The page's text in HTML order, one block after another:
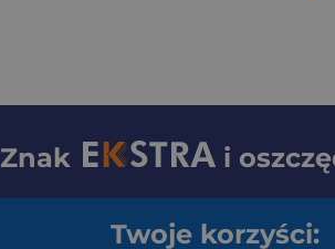
Znak i
Twoje korzyści: